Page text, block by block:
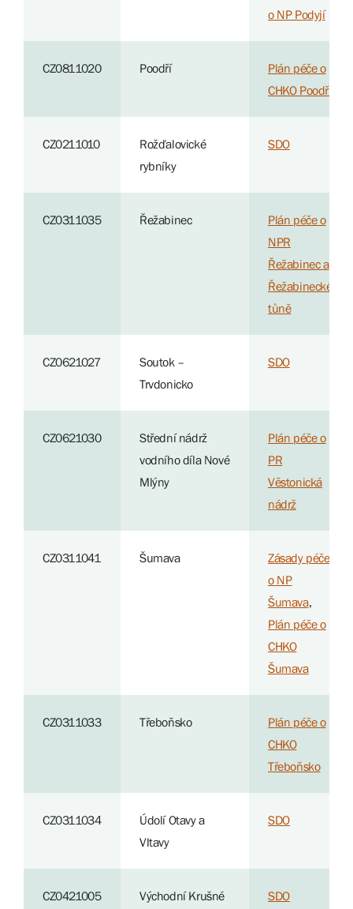
o NP Podyjí
CZ0811020 Poodří
Plán péče o
CHKO Poodří
CZ0211010
Rožďalovické
rybníky
SDO
CZ0311035 Řežabinec
Plán péče o
NPR
Řežabinec a
Řežabinecké
tůně
CZ0621027
Soutok –
Trvdonicko
SDO
CZ0621030
Střední nádrž
vodního díla Nové
Mlýny
Plán péče o
PR
Věstonická
nádrž
CZ0311041 Šumava
Zásady péče
o NP
Šumava,
Plán péče o
CHKO
Šumava
CZ0311033 Třeboňsko
Plán péče o
CHKO
Třeboňsko
CZ0311034
Údolí Otavy a
Vltavy
SDO
CZ0421005
Východní Krušné
SDO